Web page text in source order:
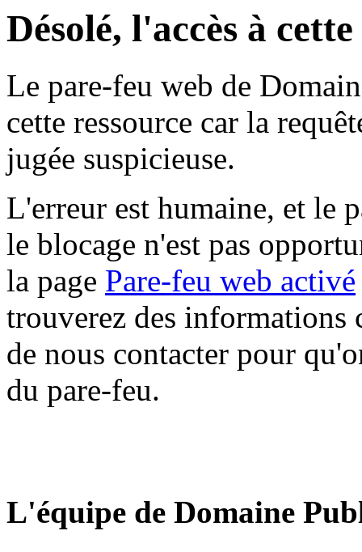
Désolé, l'accès à
Le pare-feu web de
cette ressource car la
jugée suspicieuse.
L'erreur est humaine, et le
le blocage n'est pas
la page Pare-feu web activé
trouverez des informations
de nous contacter pour
du pare-feu.
L'équipe de Domaine